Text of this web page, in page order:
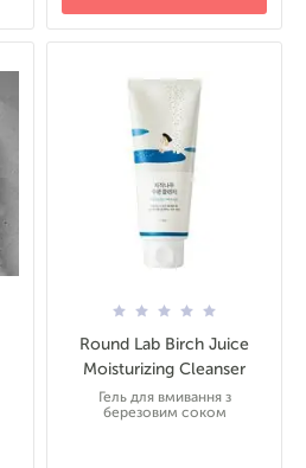
Round Lab Birch Juice
Moisturizing Cleanser
Гель для вмивання з
березовим соком